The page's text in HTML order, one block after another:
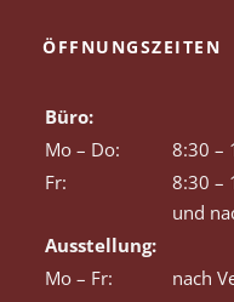
ÖFFNUNGSZEITEN
Büro:
Mo – Do:
8:30 –
Fr:
8:30 –
und
Ausstellung:
Mo – Fr:
nach